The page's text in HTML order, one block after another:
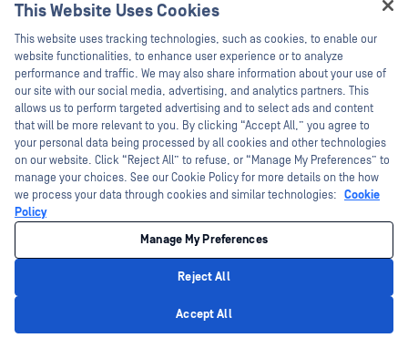
This Website Uses Cookies
This website uses tracking technologies, such as cookies, to enable our
website functionalities, to enhance user experience or to analyze
performance and traffic. We may also share information about your use of
our site with our social media, advertising, and analytics partners. This
allows us to perform targeted advertising and to select ads and content
that will be more relevant to you. By clicking “Accept All,” you agree to
your personal data being processed by all cookies and other technologies
on our website. Click “Reject All” to refuse, or “Manage My Preferences” to
manage your choices. See our Cookie Policy for more details on the how
we process your data through cookies and similar technologies: Cookie
Policy
Manage My Preferences
Reject All
Accept All
Hey there!
I'm Ozzy, your OPSWAT virtual assistant.
How can I help you secure what's critical
today?